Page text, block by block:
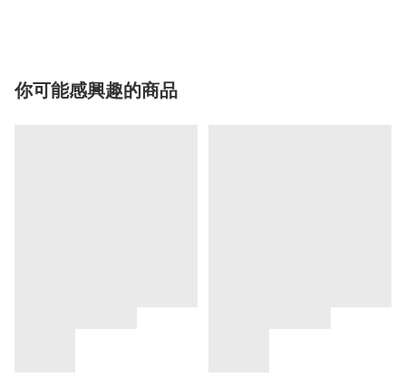
你可能感興趣的商品